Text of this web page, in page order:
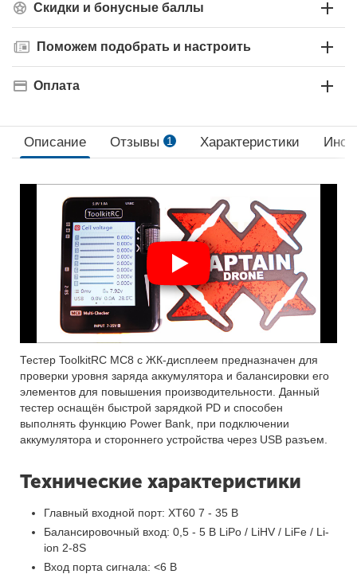
Скидки и бонусные баллы
Поможем подобрать и настроить
Оплата
Описание Отзывы 1 Характеристики
Тестер ToolkitRC MC8 с ЖК-дисплеем предназначен для
проверки уровня заряда аккумулятора и балансировки его
элементов для повышения производительности. Данный
тестер оснащён быстрой зарядкой PD и способен
выполнять функцию Power Bank, при подключении
аккумулятора и стороннего устройства через USB разъем.
Технические характеристики
Главный входной порт: XT60 7 - 35 В
Балансировочный вход: 0,5 - 5 В LiPo / LiHV / LiFe / Li-
ion 2-8S
Вход порта сигнала: <6 В